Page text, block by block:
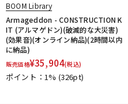
BOOM Library
Armageddon - CONSTRUCTION K
IT (アルマゲドン)(破滅的な大災害)
(効果音)(オンライン納品)(2時間以内
に納品)
販売価格¥35,904(税込)
ポイント：1% (326pt)